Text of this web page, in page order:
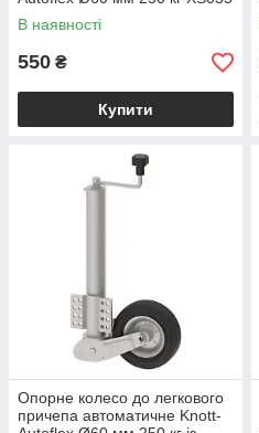
В наявності
550 ₴
Купити
Опорне колесо до легкового
причепа автоматичне Knott-